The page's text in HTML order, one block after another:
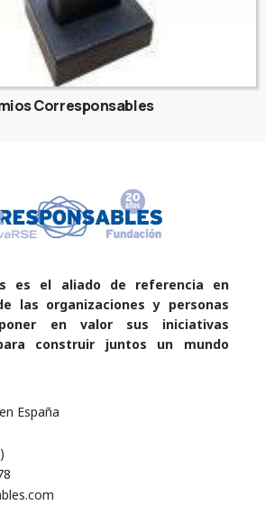
Corresponsables
es el aliado de referencia en
las organizaciones y personas
en valor sus iniciativas
construir juntos un mundo
España